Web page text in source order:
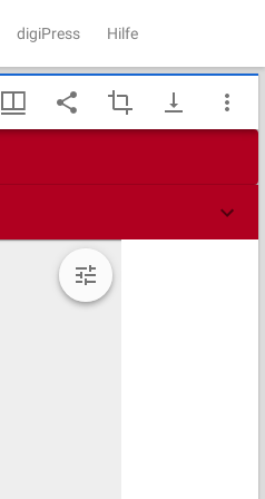
digiPress Hilfe